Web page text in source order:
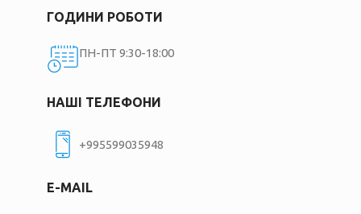
ГОДИНИ РОБОТИ
ПН-ПТ 9:30-18:00
НАШІ ТЕЛЕФОНИ
+995599035948
E-MAIL